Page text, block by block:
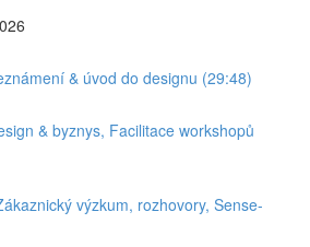
& úvod do designu (29:48)
& byznys, Facilitace workshopů
výzkum, rozhovory, Sense-